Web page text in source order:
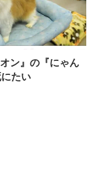
ン』の『にゃん
たい